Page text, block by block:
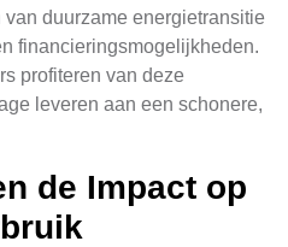
duurzame energietransitie
financieringsmogelijkheden.
profiteren van deze
leveren aan een schonere,
de Impact op